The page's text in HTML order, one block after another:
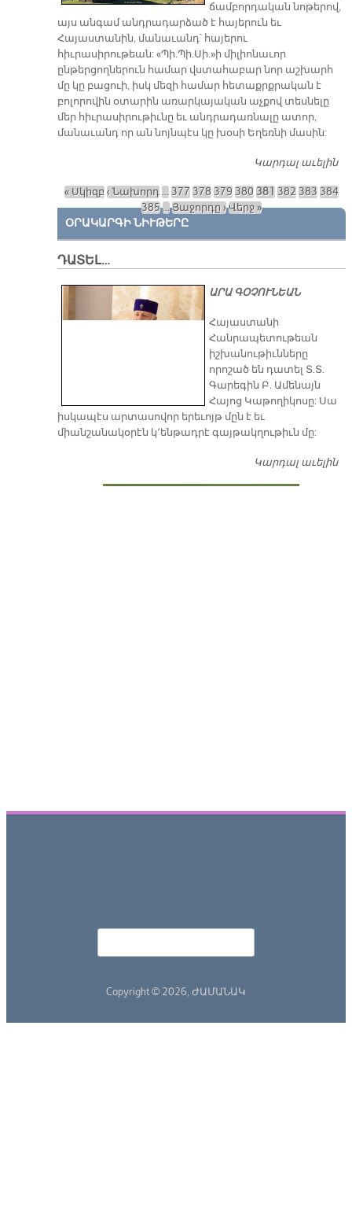
ճամբորդական նոթերով,
այս անգամ անդրադարձած է հայերուն եւ
Հայաստանին, մանաւանդ՝ հայերու
հիւրասիրութեան: «Պի.Պի.Սի.»ի միլիոնաւոր
ընթերցողներուն համար վստահաբար նոր աշխարհ
մը կը բացուի, իսկ մեզի համար հետաքրքրական է
բոլորովին օտարին առարկայական աչքով տեսնելը
մեր հիւրասիրութիւնը եւ անդրադառնալը ատոր,
մանաւանդ որ ան նոյնպէս կը խօսի Եղեռնի մասին:
Կարդալ աւելին
Էջեր
« Սկիզբ‹ Նախորդ … 377 378 379 380 381 382 383 384
385…Յաջորդը ›Վերջ »
ՕՐԱԿԱՐԳԻ ՆԻՒԹԵՐԸ
ԴԱՏԵԼ…
ԱՐԱ ԳՕՉՈՒՆԵԱՆ
​Հայաստանի
Հանրապետութեան
իշխանութիւնները
որոշած են դատել Տ.Տ.
Գարեգին Բ. Ամենայն
Հայոց Կաթողիկոսը: Սա
իսկապէս արտասովոր երեւոյթ մըն է եւ
միանշանակօրէն կ՚ենթադրէ գայթակղութիւն մը:
Կարդալ աւելին
Copyright © 2026, ԺԱՄԱՆԱԿ